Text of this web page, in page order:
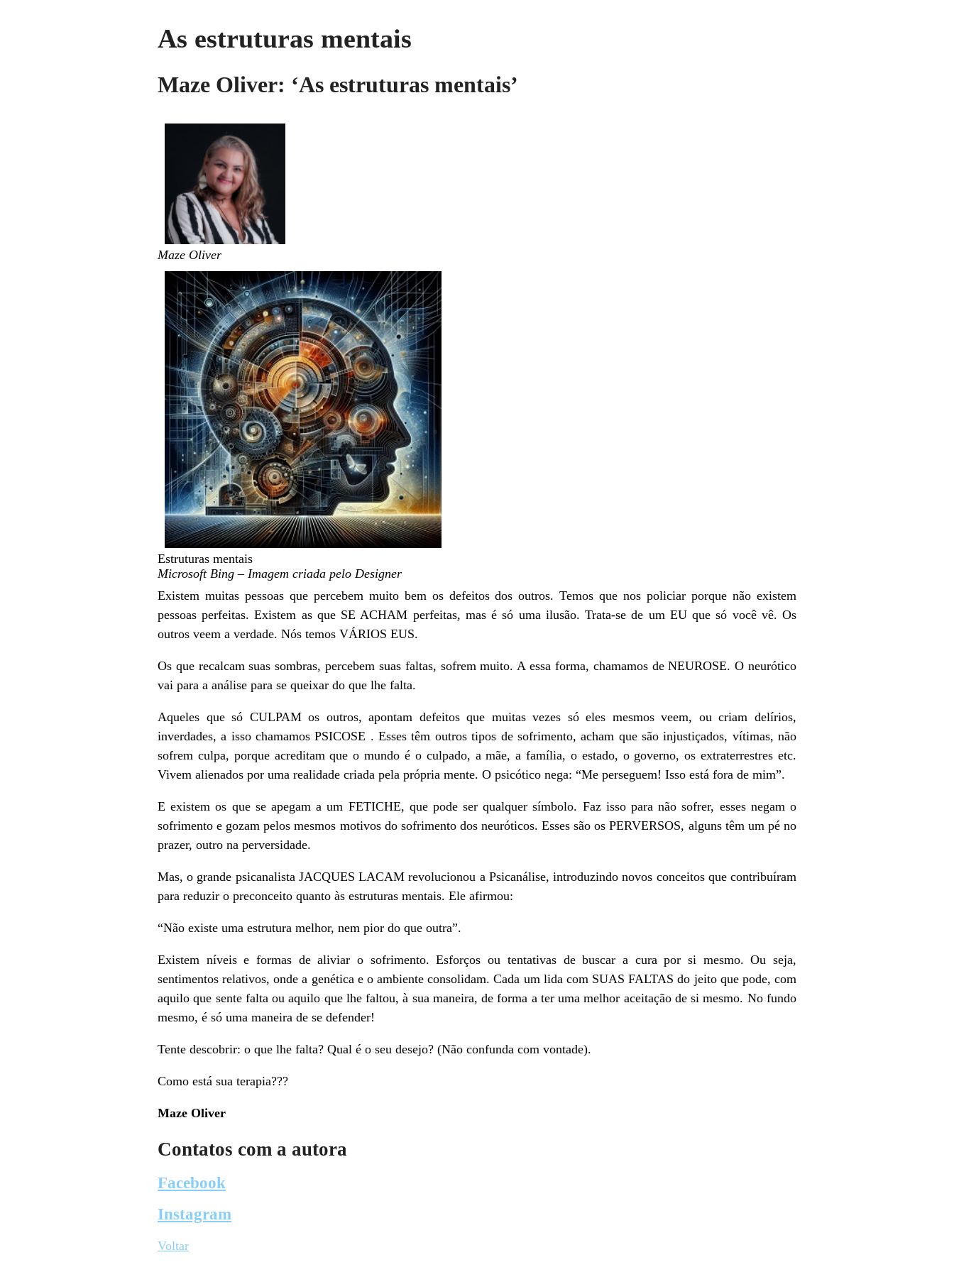
As estruturas mentais
Maze Oliver: ‘As estruturas mentais’
Maze Oliver
Estruturas mentais
Microsoft Bing – Imagem criada pelo Designer
Existem muitas pessoas que percebem muito bem os defeitos dos outros. Temos que nos policiar porque não existem
pessoas perfeitas. Existem as que SE ACHAM perfeitas, mas é só uma ilusão. Trata-se de um EU que só você vê. Os
outros veem a verdade. Nós temos VÁRIOS EUS.
Os que recalcam suas sombras, percebem suas faltas, sofrem muito. A essa forma, chamamos de NEUROSE. O neurótico
vai para a análise para se queixar do que lhe falta.
Aqueles que só CULPAM os outros, apontam defeitos que muitas vezes só eles mesmos veem, ou criam delírios,
inverdades, a isso chamamos PSICOSE . Esses têm outros tipos de sofrimento, acham que são injustiçados, vítimas, não
sofrem culpa, porque acreditam que o mundo é o culpado, a mãe, a família, o estado, o governo, os extraterrestres etc.
Vivem alienados por uma realidade criada pela própria mente. O psicótico nega: “Me perseguem! Isso está fora de mim”.
E existem os que se apegam a um FETICHE, que pode ser qualquer símbolo. Faz isso para não sofrer, esses negam o
sofrimento e gozam pelos mesmos motivos do sofrimento dos neuróticos. Esses são os PERVERSOS, alguns têm um pé no
prazer, outro na perversidade.
Mas, o grande psicanalista JACQUES LACAM revolucionou a Psicanálise, introduzindo novos conceitos que contribuíram
para reduzir o preconceito quanto às estruturas mentais. Ele afirmou:
“Não existe uma estrutura melhor, nem pior do que outra”.
Existem níveis e formas de aliviar o sofrimento. Esforços ou tentativas de buscar a cura por si mesmo. Ou seja,
sentimentos relativos, onde a genética e o ambiente consolidam. Cada um lida com SUAS FALTAS do jeito que pode, com
aquilo que sente falta ou aquilo que lhe faltou, à sua maneira, de forma a ter uma melhor aceitação de si mesmo. No fundo
mesmo, é só uma maneira de se defender!
Tente descobrir: o que lhe falta? Qual é o seu desejo? (Não confunda com vontade).
Como está sua terapia???
Maze Oliver
Contatos com a autora
Facebook
Instagram
Voltar